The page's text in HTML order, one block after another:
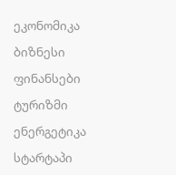
ეკონომიკა
ბიზნესი
ფინანსები
ტურიზმი
ენერგეტიკა
სტარტაპი